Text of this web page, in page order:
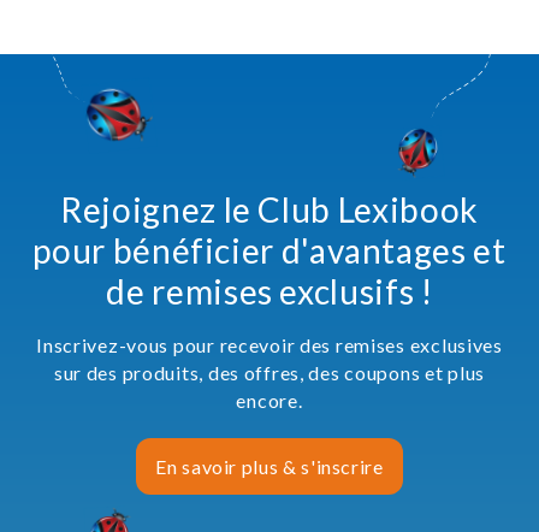
Rejoignez le Club Lexibook
pour bénéficier d'avantages et
de remises exclusifs !
Inscrivez-vous pour recevoir des remises exclusives
sur des produits, des offres, des coupons et plus
encore.
En savoir plus & s'inscrire